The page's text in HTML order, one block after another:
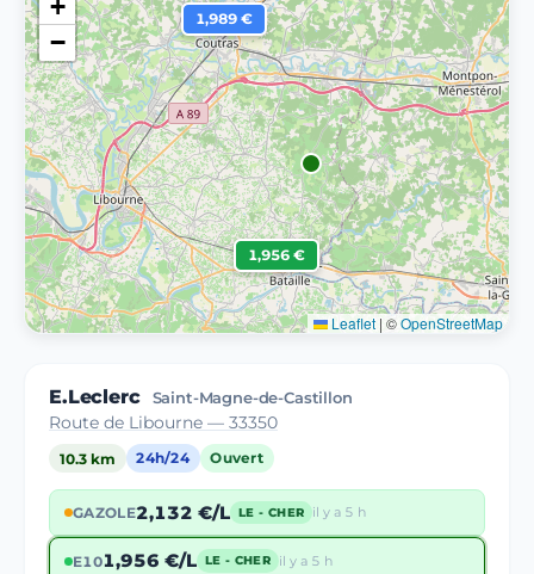
1,956 €
1,989 €
+
−
Leaflet | ©OpenStreetMap
E.Leclerc Saint-Magne-de-Castillon
Route de Libourne — 33350
10.3 km 24h/24 Ouvert
GAZOLE2,132 €/L LE - CHER il y a 5 h
E101,956 €/L LE - CHER il y a 5 h